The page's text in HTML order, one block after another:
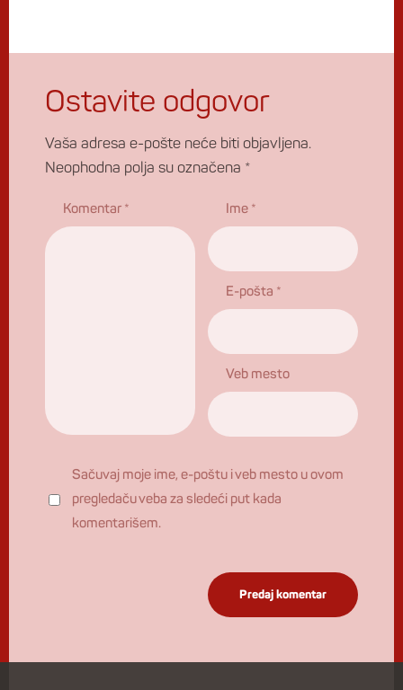
Ostavite odgovor
Vaša adresa e-pošte neće biti objavljena.
Neophodna polja su označena *
Komentar * Ime *
E-pošta *
Veb mesto
Sačuvaj moje ime, e-poštu i veb mesto u ovom
pregledaču veba za sledeći put kada
komentarišem.